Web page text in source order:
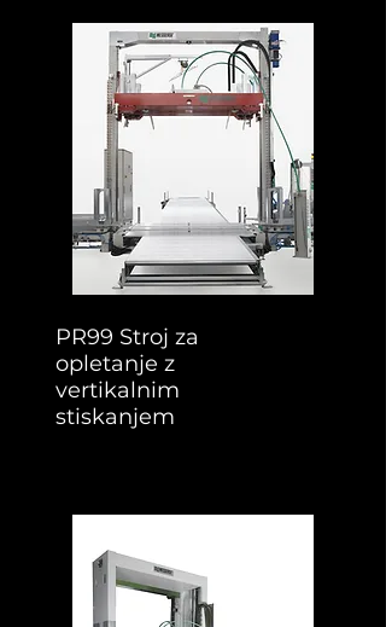
PR99 Stroj za
opletanje z
vertikalnim
stiskanjem